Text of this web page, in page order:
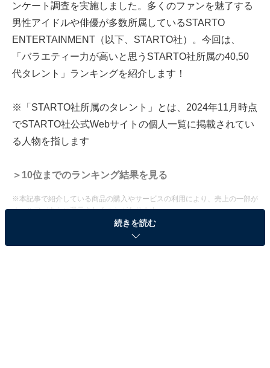
ンケート調査を実施しました。多くのファンを魅了する
男性アイドルや俳優が多数所属しているSTARTO
ENTERTAINMENT（以下、STARTO社）。今回は、
「バラエティー力が高いと思うSTARTO社所属の40,50
代タレント」ランキングを紹介します！
※「STARTO社所属のタレント」とは、2024年11月時点
でSTARTO社公式Webサイトの個人一覧に掲載されてい
る人物を指します
＞10位までのランキング結果を見る
※本記事で紹介している商品の購入やサービスの利用により、売上の一部が
オールアバウトに還元されることがあります。
続きを読む